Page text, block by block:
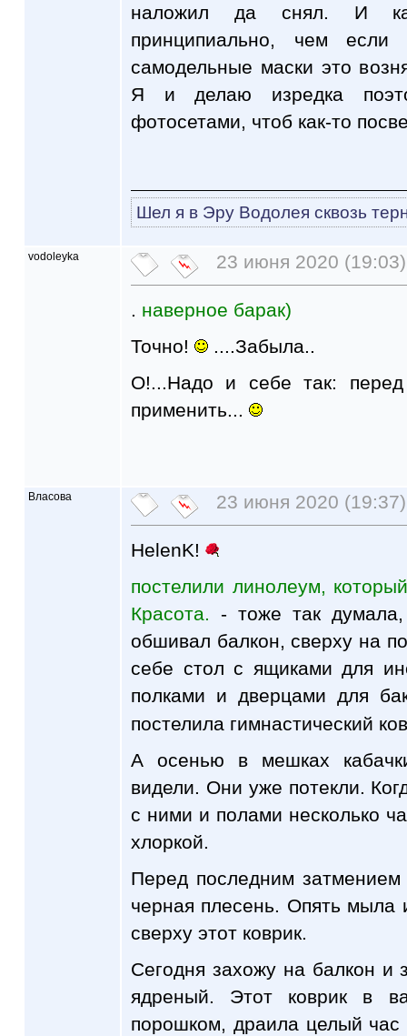
наложил да снял. И
принципиально, чем
самодельные маски это
Я и делаю изредка
фотосетами, чтоб как-то
Шел я в Эру Водолея сквозь
vodoleyka 23 июня 2020 (19:03)
. наверное барак)
Точно!
....Забыла..
О!...Надо и себе так: перед
применить...
Власова 23 июня 2020 (19:37)
HelenK!
постелили линолеум,
Красота. - тоже так
обшивал балкон, сверху на
себе стол с ящиками для
полками и дверцами для
постелила гимнастический
А осенью в мешках
видели. Они уже потекли.
с ними и полами несколько
хлоркой.
Перед последним затмением
черная плесень. Опять
сверху этот коврик.
Сегодня захожу на балкон и
ядреный. Этот коврик в
порошком, драила целый